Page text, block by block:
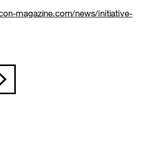
magazine.com/news/initiative-